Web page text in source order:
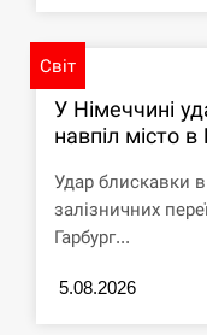
Світ
У Німеччині
навпіл місто в
Удар блискавки
залізничних
Гарбург...
5.08.2026